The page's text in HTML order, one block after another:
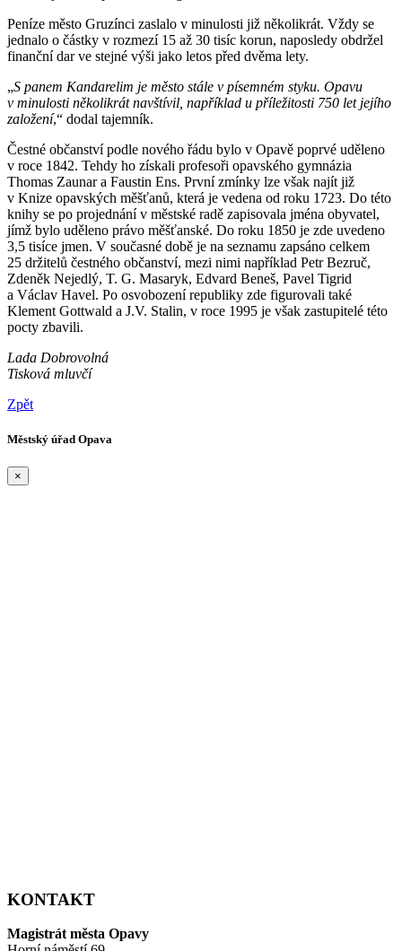
Peníze město Gruzínci zaslalo v minulosti již několikrát. Vždy se
jednalo o částky v rozmezí 15 až 30 tisíc korun, naposledy obdržel
finanční dar ve stejné výši jako letos před dvěma lety.
„S panem Kandarelim je město stále v písemném styku. Opavu
v minulosti několikrát navštívil, například u příležitosti 750 let jejího
založení,“ dodal tajemník.
Čestné občanství podle nového řádu bylo v Opavě poprvé uděleno
v roce 1842. Tehdy ho získali profesoři opavského gymnázia
Thomas Zaunar a Faustin Ens. První zmínky lze však najít již
v Knize opavských měšťanů, která je vedena od roku 1723. Do této
knihy se po projednání v městské radě zapisovala jména obyvatel,
jímž bylo uděleno právo měšťanské. Do roku 1850 je zde uvedeno
3,5 tisíce jmen. V současné době je na seznamu zapsáno celkem
25 držitelů čestného občanství, mezi nimi například Petr Bezruč,
Zdeněk Nejedlý, T. G. Masaryk, Edvard Beneš, Pavel Tigrid
a Václav Havel. Po osvobození republiky zde figurovali také
Klement Gottwald a J.V. Stalin, v roce 1995 je však zastupitelé této
pocty zbavili.
Lada Dobrovolná
Tisková mluvčí
Zpět
Městský úřad Opava
×
KONTAKT
Magistrát města Opavy